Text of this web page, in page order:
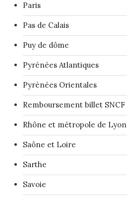
Paris
Pas de Calais
Puy de dôme
Pyrénées Atlantiques
Pyrénées Orientales
Remboursement billet SNCF
Rhône et métropole de Lyon
Saône et Loire
Sarthe
Savoie